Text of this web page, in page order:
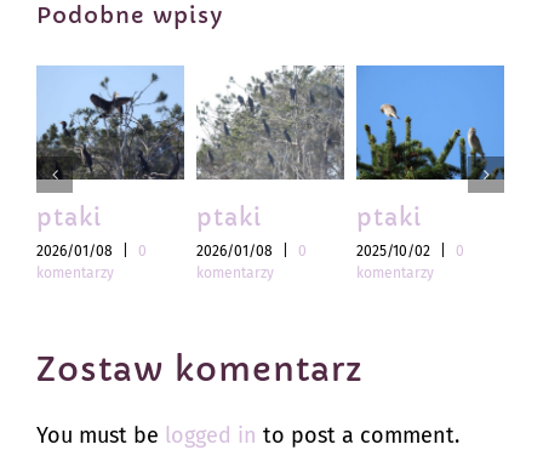
Podobne wpisy
ptaki
2026/01/08
0
komentarzy
ptaki
2026/01/08
0
komentarzy
ptaki
2025/10/02
0
komentarzy
Zostaw komentarz
You must be logged in to post a comment.